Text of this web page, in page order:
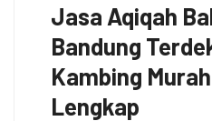
Jasa Aqiqah
Bandung
Kambing
Lengkap